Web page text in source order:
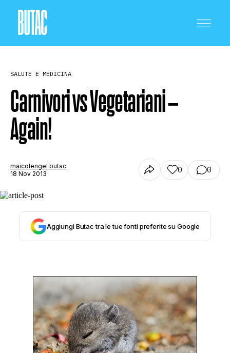
CRONACA E POLITICA
SCIENZA E TECNOLOGIA
INTRATTENIMENTO
COMPLOTTI, LEGGENDE URBANE ED
SALUTE E MEDICINA
Carnivori vs Vegetariani –
Again!
maicolengel butac
18 Nov 2013
0 0
Aggiungi Butac tra le tue fonti preferite su Google